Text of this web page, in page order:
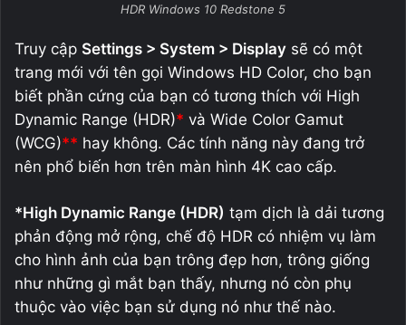
HDR Windows 10 Redstone 5
Truy cập Settings > System > Display sẽ có một
trang mới với tên gọi Windows HD Color, cho bạn
biết phần cứng của bạn có tương thích với High
Dynamic Range (HDR)* và Wide Color Gamut
(WCG)** hay không. Các tính năng này đang trở
nên phổ biến hơn trên màn hình 4K cao cấp.
*High Dynamic Range (HDR) tạm dịch là dải tương
phản động mở rộng, chế độ HDR có nhiệm vụ làm
cho hình ảnh của bạn trông đẹp hơn, trông giống
như những gì mắt bạn thấy, nhưng nó còn phụ
thuộc vào việc bạn sử dụng nó như thế nào.